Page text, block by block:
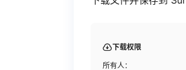
下载权限
所有人：